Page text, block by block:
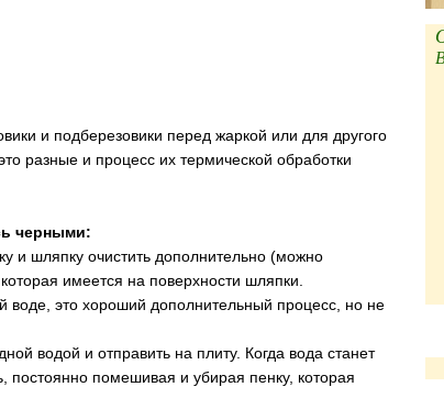
и подберезовики перед жаркой или для другого
разные и процесс их термической обработки
черными:
и шляпку очистить дополнительно (можно
имеется на поверхности шляпки.
воде, это хороший дополнительный процесс, но не
водой и отправить на плиту. Когда вода станет
постоянно помешивая и убирая пенку, которая